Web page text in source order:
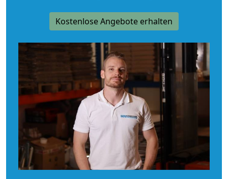
Kostenlose Angebote erhalten